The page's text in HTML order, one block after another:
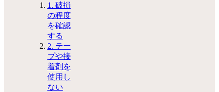
1. 破損
の程度
を確認
する
2. テー
プや接
着剤を
使用し
ない